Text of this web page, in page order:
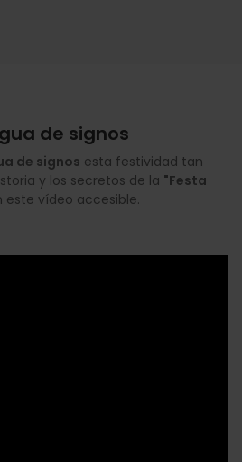
de signos
de signos esta festividad tan
y los secretos de la "Festa
este vídeo accesible.